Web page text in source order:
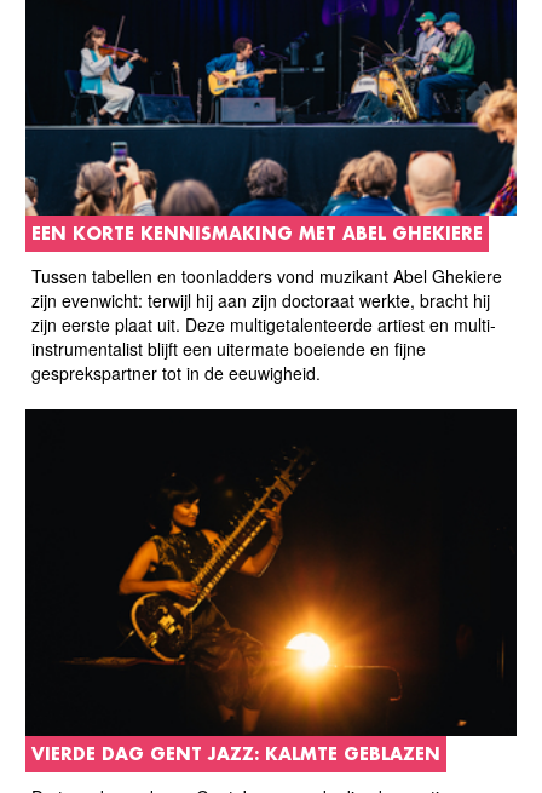
EEN KORTE KENNISMAKING MET ABEL GHEKIERE
Tussen tabellen en toonladders vond muzikant Abel Ghekiere
zijn evenwicht: terwijl hij aan zijn doctoraat werkte, bracht hij
zijn eerste plaat uit. Deze multigetalenteerde artiest en multi-
instrumentalist blijft een uitermate boeiende en fijne
gesprekspartner tot in de eeuwigheid.
VIERDE DAG GENT JAZZ: KALMTE GEBLAZEN